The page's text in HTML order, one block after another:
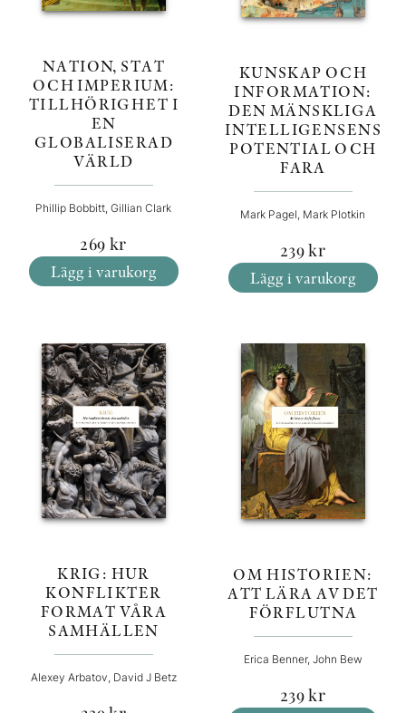
NATION, STAT
OCH IMPERIUM:
TILLHÖRIGHET I
EN
GLOBALISERAD
VÄRLD
Phillip Bobbitt, Gillian Clark
269 kr
Lägg i varukorg
KUNSKAP OCH
INFORMATION:
DEN MÄNSKLIGA
INTELLIGENSENS
POTENTIAL OCH
FARA
Mark Pagel, Mark Plotkin
239kr
Lägg i varukorg
KRIG: HUR
KONFLIKTER
FORMAT VÅRA
SAMHÄLLEN
Alexey Arbatov, David J Betz
OM HISTORIEN:
ATT LÄRA AV DET
FÖRFLUTNA
Erica Benner, John Bew
239kr